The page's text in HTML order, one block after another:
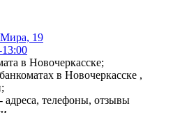
19
в Новочеркасске;
в Новочеркасске ,
адреса, телефоны, отзывы